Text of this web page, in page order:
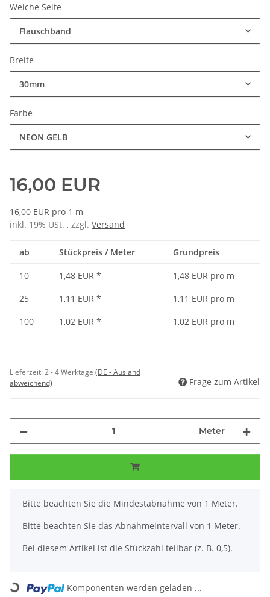
Welche Seite
Flauschband
Breite
30mm
Farbe
NEON GELB
16,00 EUR
16,00 EUR pro 1 m
inkl. 19% USt. , zzgl. Versand
ab Stückpreis / Meter Grundpreis
10 1,48 EUR *
1,48 EUR pro m
25
1,11 EUR *
1,11 EUR pro m
100
1,02 EUR * 1,02 EUR pro m
Lieferzeit:2 - 4 Werktage (DE - Ausland
abweichend)
Frage zum Artikel
Meter
x
Bitte beachten Sie die Mindestabnahme von 1 Meter.
Bitte beachten Sie das Abnahmeintervall von 1 Meter.
Bei diesem Artikel ist die Stückzahl teilbar (z. B. 0,5).
Loading... Komponenten werden geladen ...